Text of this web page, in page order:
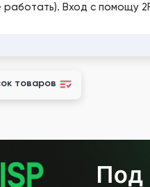
Вход с помощу
товаров